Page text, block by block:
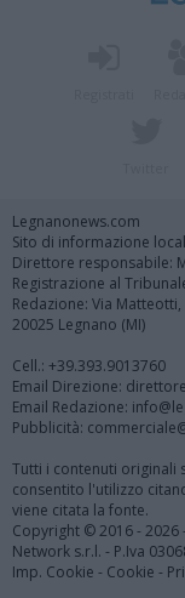
Legnanonews.com
Sito di informazione
Direttore responsabile:
Registrazione al
Redazione: Via
20025 Legnano (MI)
Cell.: +39.393.9013760
Email Direzione:
Email Redazione:
Pubblicità:
Tutti i contenuti originali
consentito l'utilizzo
viene citata la fonte.
Copyright © 2016 - 2026
Network s.r.l. - P.Iva
Imp. Cookie - Cookie -